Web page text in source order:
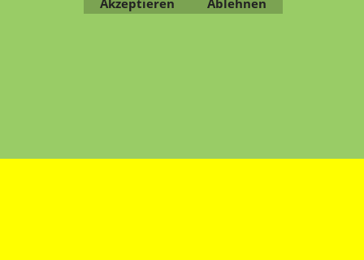
Akzeptieren Ablehnen